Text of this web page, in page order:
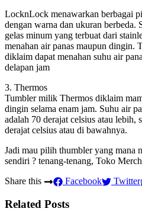
LocknLock menawarkan berbagai
dengan warna dan ukuran berbeda.
gelas minum yang terbuat dari
menahan air panas maupun dingin.
diklaim dapat menahan suhu air
delapan jam
3. Thermos
Tumbler milik Thermos diklaim
dingin selama enam jam. Suhu air
adalah 70 derajat celsius atau lebih,
derajat celsius atau di bawahnya.
Jadi mau pilih thumbler yang mana
sendiri ? tenang-tenang, Toko
Share this
Facebook Twitter
Related Posts